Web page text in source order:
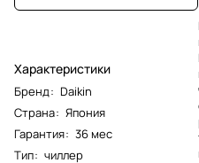
Характеристики
Бренд: Daikin
Страна: Япония
Гарантия: 36 мес
Тип: чиллер